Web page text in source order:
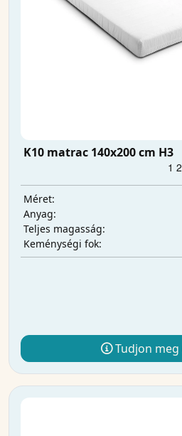
K10 matrac 140x200 cm H3
Méret:
Anyag:
Teljes magasság:
Keménységi fok:
Tudjon